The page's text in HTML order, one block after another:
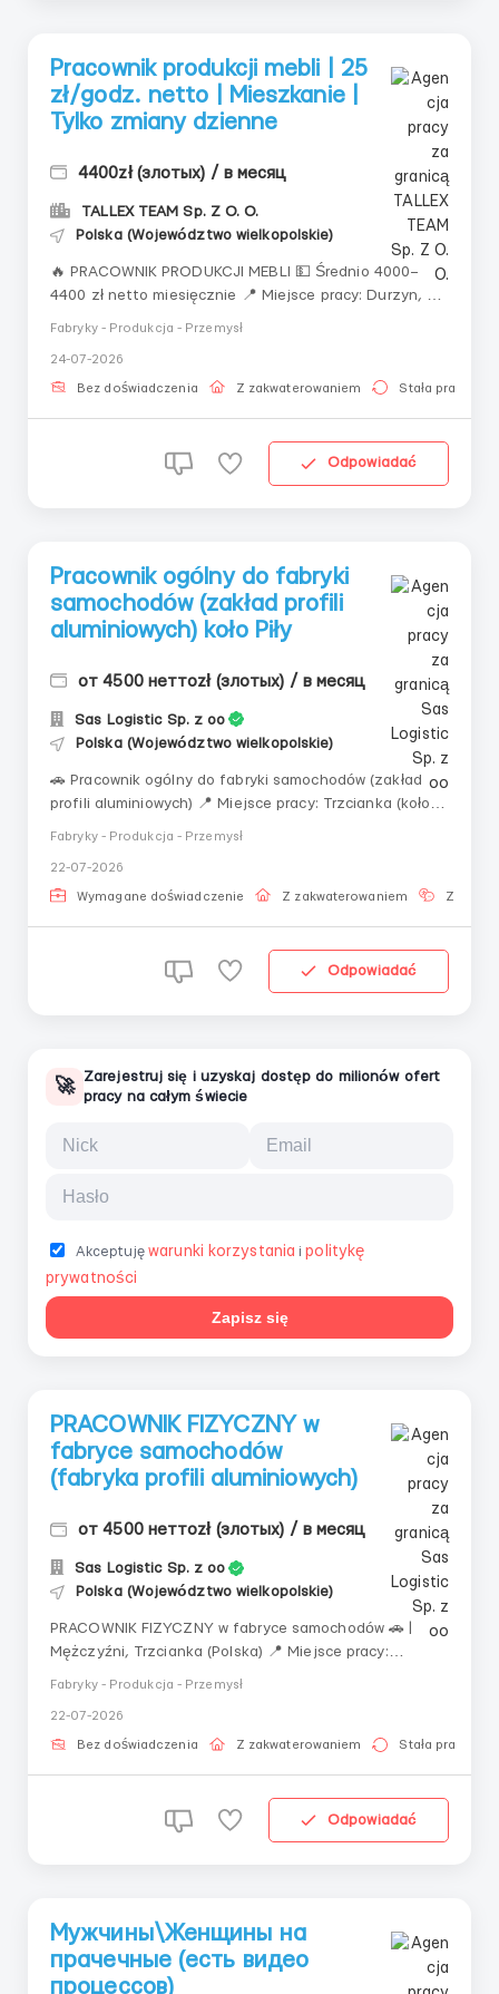
Pracownik produkcji mebli | 25
zł/godz. netto | Mieszkanie |
Tylko zmiany dzienne
4400zł (злотых) / в месяц
TALLEX TEAM Sp. Z O. O.
Polska (Województwo wielkopolskie)
🔥 PRACOWNIK PRODUKCJI MEBLI 💵 Średnio 4000–
4400 zł netto miesięcznie 📍 Miejsce pracy: Durzyn, 5
dwie zmiany dzienne po 8 godzin; • około 160–176
godzin miesięcznie; • przerwy płatne ...
Fabryky - Produkcja - Przemysł
24-07-2026
Bez doświadczenia Z zakwaterowaniem Stała praca
Odpowiadać
Pracownik ogólny do fabryki
samochodów (zakład profili
aluminiowych) koło Piły
от 4500 неттоzł (злотых) / в месяц
Sas Logistic Sp. z oo
Polska (Województwo wielkopolskie)
🚗 Pracownik ogólny do fabryki samochodów (zakład
profili aluminiowych) 📍 Miejsce pracy: Trzcianka (koło
Studenci do 26 lat — 31,40 zł/godz. netto (po
przedłożeniu zaświadczenia ze szkoły/uczelni...
Fabryky - Produkcja - Przemysł
22-07-2026
Wymagane doświadczenie Z zakwaterowaniem
Odpowiadać
🚀
Zarejestruj się i uzyskaj dostęp do milionów ofert
pracy na całym świecie
Akceptujęwarunki korzystania i politykę
prywatności
Zapisz się
PRACOWNIK FIZYCZNY w
fabryce samochodów
(fabryka profili aluminiowych)
от 4500 неттоzł (злотых) / в месяц
Sas Logistic Sp. z oo
Polska (Województwo wielkopolskie)
PRACOWNIK FIZYCZNY w fabryce samochodów 🚗 |
Mężczyźni, Trzcianka (Polska) 📍 Miejsce pracy:
Trzcianka 📄 Rodzaj umowy: Umowa Zlecenia 🌍
45 lat (do 55 po uzgodnieniu) 💰 WYNAGRODZENIE:
24.63 zł/godz. (netto) Studenci do 26 lat – 30.50 zł/g...
Fabryky - Produkcja - Przemysł
22-07-2026
Bez doświadczenia Z zakwaterowaniem Stała praca
Odpowiadać
Мужчины\Женщины на
прачечные (есть видео
процессов)